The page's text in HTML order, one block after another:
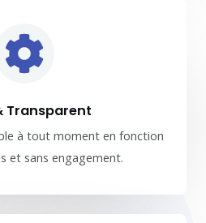
Transparent
à tout moment en fonction
et sans engagement.